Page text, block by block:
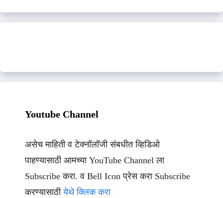
Youtube Channel
असेच माहिती व टेक्नॉलॉजी संबधीत व्हिडिओ
पाहण्यासाठी आमच्या YouTube Channel ला
Subscribe करा. व Bell Icon प्रेस करा Subscribe
करण्यासाठीयेथे क्लिक करा